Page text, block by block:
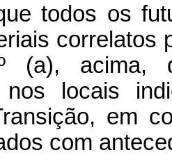
todos os
correlatos
(a), acima,
nos locais
em
com